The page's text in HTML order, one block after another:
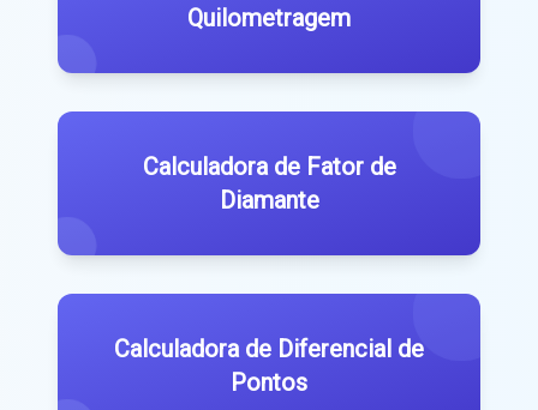
Quilometragem
Calculadora de Fator de
Diamante
Calculadora de Diferencial de
Pontos